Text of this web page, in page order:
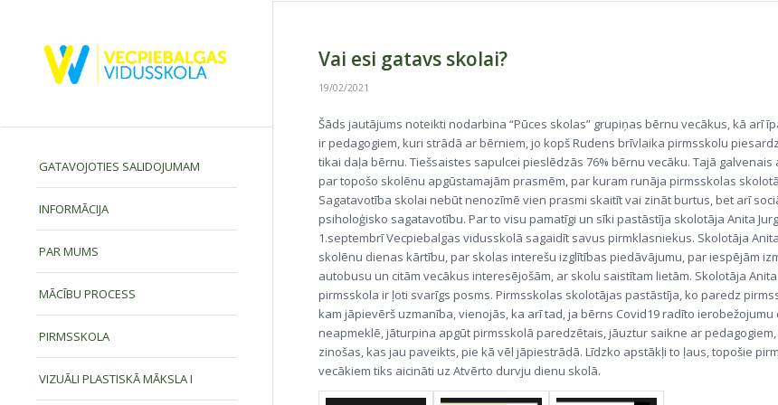
GATAVOJOTIES SALIDOJUMAM
INFORMĀCIJA
PAR MUMS
MĀCĪBU PROCESS
PIRMSSKOLA
VIZUĀLI PLASTISKĀ MĀKSLA I
Vai esi gatavs skolai?
19/02/2021
Šāds jautājums noteikti nodarbina “Pūces skolas” grupiņas bērnu vecākus, kā arī
ir pedagogiem, kuri strādā ar bērniem, jo kopš Rudens brīvlaika pirmsskolu
tikai daļa bērnu. Tiešsaistes sapulcei pieslēdzās 76% bērnu vecāku. Tajā
par topošo skolēnu apgūstamajām prasmēm, par kuram runāja pirmsskolas
Sagatavotība skolai nebūt nenozīmē vien prasmi skaitīt vai zināt burtus, bet arī
psiholoģisko sagatavotību. Par to visu pamatīgi un sīki pastāstīja skolotāja Anita
1.septembrī Vecpiebalgas vidusskolā sagaidīt savus pirmklasniekus. Skolotāja
skolēnu dienas kārtību, par skolas interešu izglītības piedāvājumu, par iespējām
autobusu un citām vecākus interesējošām, ar skolu saistītam lietām. Skolotāja
pirmsskola ir ļoti svarīgs posms. Pirmsskolas skolotājas pastāstīja, ko paredz
kam jāpievērš uzmanība, vienojās, ka arī tad, ja bērns Covid19 radīto ierobežojumu
neapmeklē, jāturpina apgūt pirmsskolā paredzētais, jāuztur saikne ar
zinošas, kas jau paveikts, pie kā vēl jāpiestrādā. Līdzko apstākļi to ļaus, topošie
vecākiem tiks aicināti uz Atvērto durvju dienu skolā.